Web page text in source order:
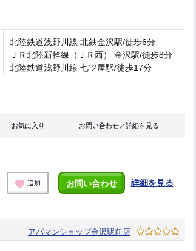
北陸鉄道浅野川線 北鉄金沢駅/徒歩6分
ＪＲ北陸新幹線（ＪＲ西） 金沢駅/徒歩8分
北陸鉄道浅野川線 七ツ屋駅/徒歩17分
お気に入り お問い合わせ／詳細を見る
追加 お問い合わせ 詳細を見る
アパマンショップ金沢駅前店